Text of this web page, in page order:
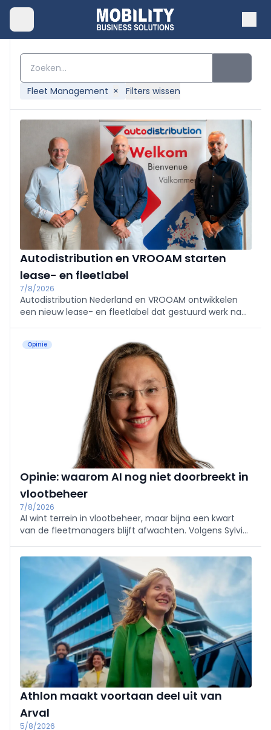
Fleet Management × Filters wissen
Autodistribution en VROOAM starten
lease- en fleetlabel
7/8/2026
Autodistribution Nederland en VROOAM ontwikkelen
een nieuw lease- en fleetlabel dat gestuurd werk naar
over de uitrol.
Opinie
Opinie: waarom AI nog niet doorbreekt in
vlootbeheer
7/8/2026
AI wint terrein in vlootbeheer, maar bijna een kwart
van de fleetmanagers blijft afwachten. Volgens Sylvie
vertrouwen, ervaring en angst voor verandering
struikelblokken.
Athlon maakt voortaan deel uit van
Arval
5/8/2026